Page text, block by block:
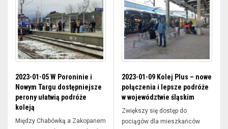
2023-01-05 W Poroninie i
Nowym Targu dostępniejsze
perony ułatwią podróże
koleją
Między Chabówką a Zakopanem
2023-01-09 Kolej Plus – nowe
połączenia i lepsze podróże
w województwie śląskim
Zwiększy się dostęp do
pociągów dla mieszkańców